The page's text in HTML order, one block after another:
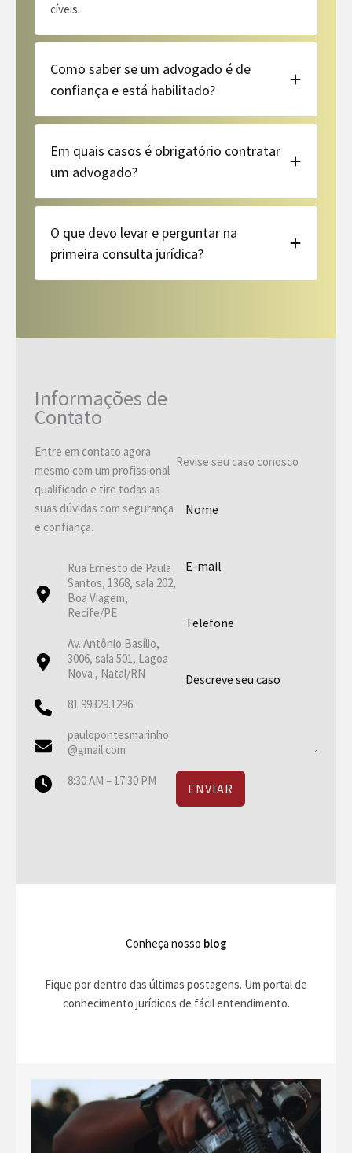
cíveis.
Como saber se um advogado é de
confiança e está habilitado?
Em quais casos é obrigatório contratar
um advogado?
O que devo levar e perguntar na
primeira consulta jurídica?
Informações de
Contato
Entre em contato agora
mesmo com um profissional
qualificado e tire todas as
suas dúvidas com segurança
e confiança.
Rua Ernesto de Paula
Santos, 1368, sala 202,
Boa Viagem,
Recife/PE
Av. Antônio Basílio,
3006, sala 501, Lagoa
Nova , Natal/RN
81 99329.1296
paulopontesmarinho
@gmail.com
8:30 AM – 17:30 PM
Revise seu caso conosco
ENVIAR
Conheça nosso blog
Fique por dentro das últimas postagens. Um portal de
conhecimento jurídicos de fácil entendimento.